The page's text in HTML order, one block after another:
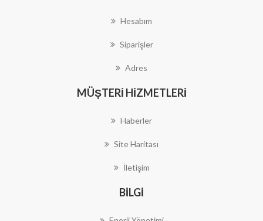
Hesabım
Siparişler
Adres
MÜŞTERI HIZMETLERI
Haberler
Site Haritası
İletişim
BILGI